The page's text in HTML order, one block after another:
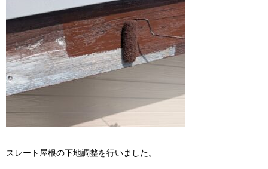
スレート屋根の下地調整を行いました。